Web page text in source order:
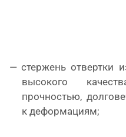
стержень отвертки
высокого
прочностью,
к деформациям;